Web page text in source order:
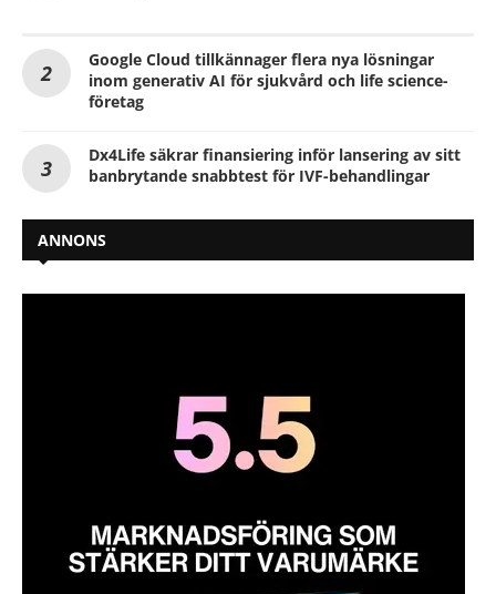
Google Cloud tillkännager flera nya lösningar
inom generativ AI för sjukvård och life science-
företag
Dx4Life säkrar finansiering inför lansering av sitt
banbrytande snabbtest för IVF-behandlingar
ANNONS